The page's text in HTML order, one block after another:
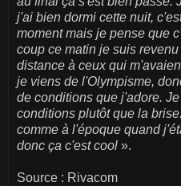
j'ai bien dormi cette nuit,
moment mais je pense que
coup ce matin je suis
distance à ceux qui
je viens de l'Olympisme,
de conditions que j'adore.
conditions plutôt que la
comme à l'époque quand
donc ça c'est cool ».
Source : Rivacom